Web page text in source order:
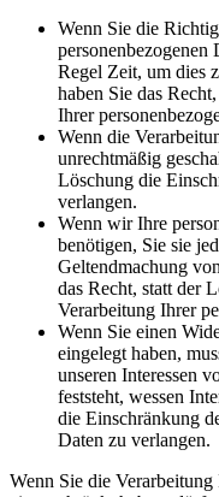
Wenn Sie die
personenbezogenen
Regel Zeit, um dies
haben Sie das
Ihrer
Wenn die
unrechtmäßig
Löschung die
verlangen.
Wenn wir Ihre
benötigen, Sie sie
Geltendmachung
das Recht, statt der
Verarbeitung Ihrer
Wenn Sie einen
eingelegt haben,
unseren Interessen
feststeht, wessen
die Einschränkung
Daten zu verlangen.
Wenn Sie die Verarbeitung